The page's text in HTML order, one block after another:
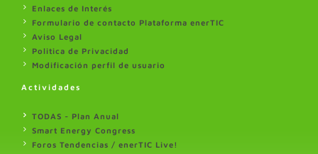
Enlaces de Interés
Formulario de contacto Plataforma enerTIC
Aviso Legal
Politica de Privacidad
Modificación perfil de usuario
Actividades
TODAS - Plan Anual
Smart Energy Congress
Foros Tendencias / enerTIC Live!